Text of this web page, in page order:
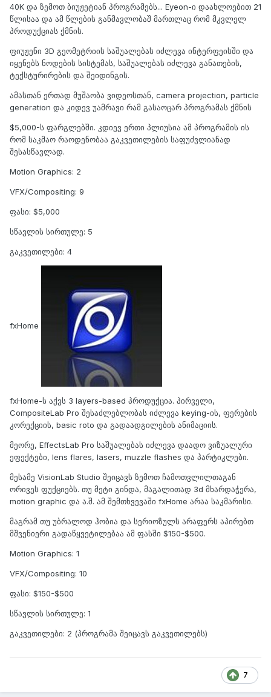
40K და ზემოთ ბიუჟეტიან პროგრამებს... Eyeon-ი დაახლოებით 21
წლისაა და ამ წლების განმავლობაშ მართლაც რომ მკვლელ
პროდუქციას ქმნის.
ფიუჟენი 3D გეომეტრიის საშუალებას იძლევა ინტერფეისში და
იყენებს ნოდების სისტემას, საშუალებას იძლევა განათების,
ტექსტურირების და შეიდინგის.
ამასთან ერთად მუშაობა ვიდეოსთან, camera projection, particle
generation და კიდევ უამრავი რამ გასაოცარ პროგრამას ქმნის
$5,000-ს ფარგლებში. კდიევ ერთი პლიუსია ამ პროგრამის ის
რომ საკმაო რაოდენობაა გაკვეთილების საფუძვლიანად
შესასწავლად.
Motion Graphics: 2
VFX/Compositing: 9
ფასი: $5,000
სწავლის სირთულე: 5
გაკვეთილები: 4
fxHome
fxHome-ს აქვს 3 layers-based პროდუქცია. პირველი,
CompositeLab Pro შესაძლებლობას იძლევა keying-ის, ფერების
კორექციის, basic roto და გადაადგილების ანიმაციის.
მეორე, EffectsLab Pro საშუალებას იძლევა დაადო ვიზუალური
ეფექტები, lens flares, lasers, muzzle flashes და პარტიკლები.
მესამე VisionLab Studio შეიცავს ზემოთ ჩამოთვლილთაგან
ორივეს ფუქციებს. თუ მეტი გინდა, მაგალითად 3d მხარდაჭერა,
motion graphic და ა.შ. ამ შემთხვევაში fxHome არაა საკმარისი.
მაგრამ თუ უბრალოდ ჰობია და სერიოზულს არაფერს აპირებთ
მშვენიერი გადაწყვეტილებაა ამ ფასში $150-$500.
Motion Graphics: 1
VFX/Compositing: 10
ფასი: $150-$500
სწავლის სირთულე: 1
გაკვეთილები: 2 (პროგრამა შეიცავს გაკვეთილებს)
7